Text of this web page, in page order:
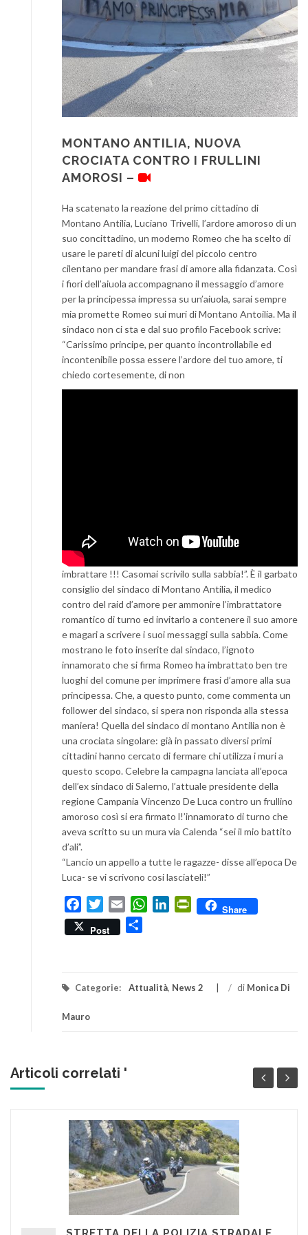
MONTANO ANTILIA, NUOVA
CROCIATA CONTRO I FRULLINI
AMOROSI –
Ha scatenato la reazione del primo cittadino di
Montano Antilia, Luciano Trivelli, l’ardore amoroso di un
suo concittadino, un moderno Romeo che ha scelto di
usare le pareti di alcuni luigi del piccolo centro
cilentano per mandare frasi di amore alla fidanzata. Così
i fiori dell’aiuola accompagnano il messaggio d’amore
per la principessa impressa su un’aiuola, sarai sempre
mia promette Romeo sui muri di Montano Antoilia. Ma il
sindaco non ci sta e dal suo profilo Facebook scrive:
“Carissimo principe, per quanto incontrollabile ed
incontenibile possa essere l’ardore del tuo amore, ti
chiedo cortesemente, di non
imbrattare !!! Casomai scrivilo sulla sabbia!”. È il garbato
consiglio del sindaco di Montano Antilia, il medico
contro del raid d’amore per ammonire l’imbrattatore
romantico di turno ed invitarlo a contenere il suo amore
e magari a scrivere i suoi messaggi sulla sabbia. Come
mostrano le foto inserite dal sindaco, l’ignoto
innamorato che si firma Romeo ha imbrattato ben tre
luoghi del comune per imprimere frasi d’amore alla sua
principessa. Che, a questo punto, come commenta un
follower del sindaco, si spera non risponda alla stessa
maniera! Quella del sindaco di montano Antilia non è
una crociata singolare: già in passato diversi primi
cittadini hanno cercato di fermare chi utilizza i muri a
questo scopo. Celebre la campagna lanciata all’epoca
dell’ex sindaco di Salerno, l’attuale presidente della
regione Campania Vincenzo De Luca contro un frullino
amoroso così si era firmato l!’innamorato di turno che
aveva scritto su un mura via Calenda “sei il mio battito
d’ali”.
“Lancio un appello a tutte le ragazze- disse all’epoca De
Luca- se vi scrivono cosi lasciateli!”
FacebookTwitterEmail WhatsApp
LinkedInPrintFriendly
Share
Post
Categorie: Attualità, News 2 / di Monica Di
Mauro
Articoli correlati '